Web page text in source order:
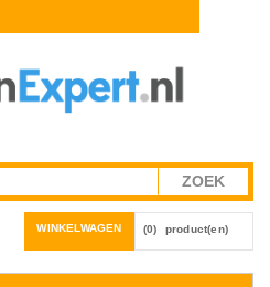
WINKELWAGEN (0) product(en)